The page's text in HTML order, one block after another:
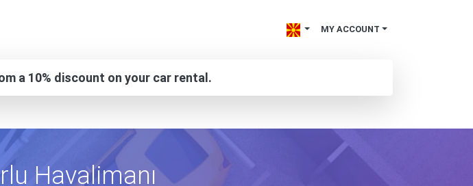
MY ACCOUNT
a 10% discount on your car rental.
Havalimanı